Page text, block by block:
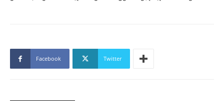
Facebook Twitter